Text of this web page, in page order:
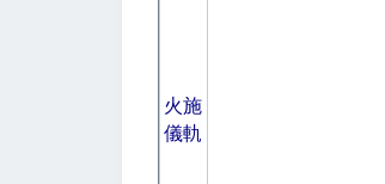
火施
儀軌